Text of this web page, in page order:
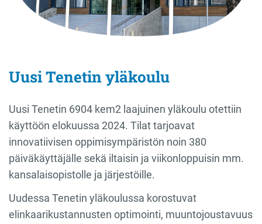
Uusi Tenetin yläkoulu
Uusi Tenetin 6904 kem2 laajuinen yläkoulu otettiin
käyttöön elokuussa 2024. Tilat tarjoavat
innovatiivisen oppimisympäristön noin 380
päiväkäyttäjälle sekä iltaisin ja viikonloppuisin mm.
kansalaisopistolle ja järjestöille.
Uudessa Tenetin yläkoulussa korostuvat
elinkaarikustannusten optimointi, muuntojoustavuus